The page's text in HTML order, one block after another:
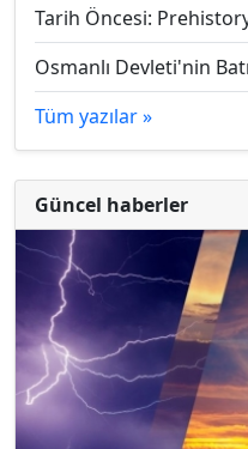
Tarih Öncesi:
Osmanlı Devleti'nin
Tüm yazılar »
Güncel haberler